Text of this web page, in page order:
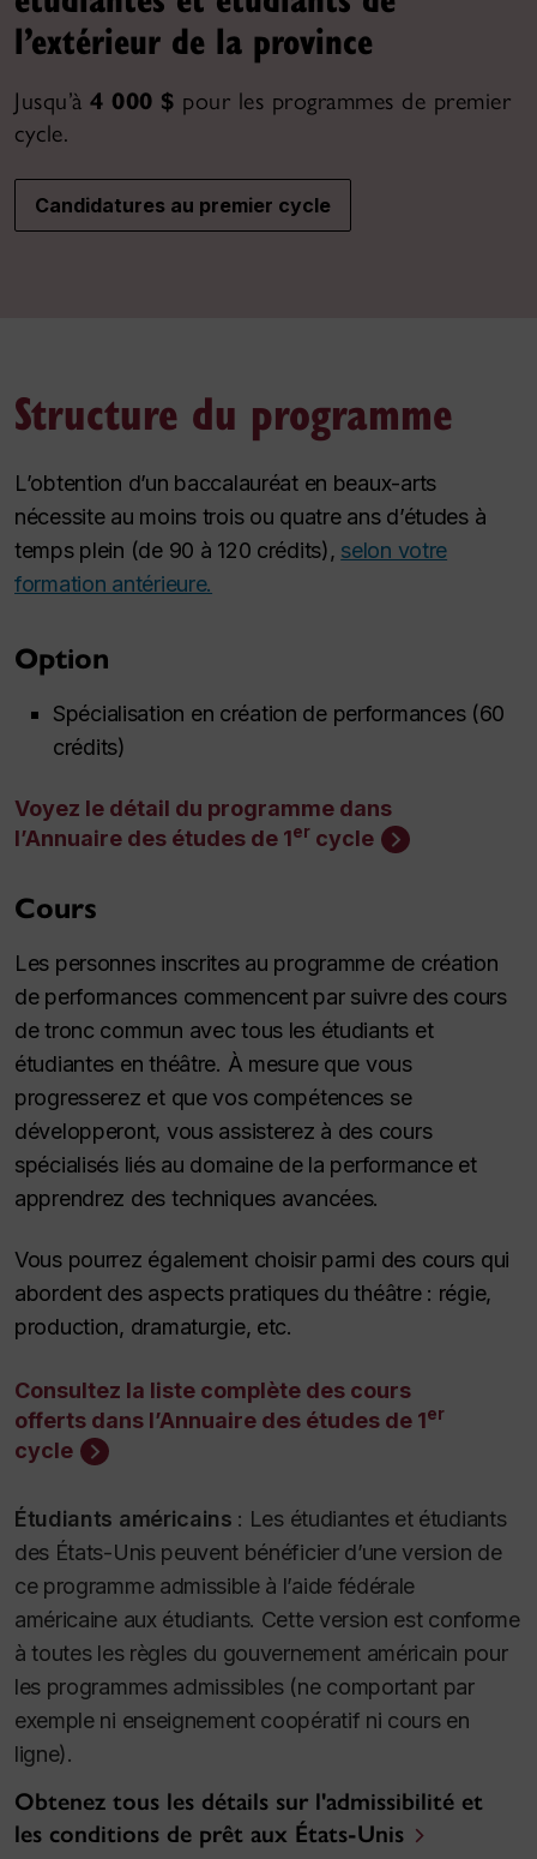
l’extérieur de la province
Jusqu’à 4 000 $ pour les programmes de premier
cycle.
Candidatures au premier cycle
Structure du programme
L’obtention d’un baccalauréat en beaux-arts
nécessite au moins trois ou quatre ans d’études à
temps plein (de 90 à 120 crédits), selon votre
formation antérieure.
Option
Spécialisation en création de performances (60
crédits)
Voyez le détail du programme dans
l’Annuaire des études de 1er cycle
Cours
Les personnes inscrites au programme de création
de performances commencent par suivre des cours
de tronc commun avec tous les étudiants et
étudiantes en théâtre. À mesure que vous
progresserez et que vos compétences se
développeront, vous assisterez à des cours
spécialisés liés au domaine de la performance et
apprendrez des techniques avancées.
Vous pourrez également choisir parmi des cours qui
abordent des aspects pratiques du théâtre : régie,
production, dramaturgie, etc.
Consultez la liste complète des cours
offerts dans l’Annuaire des études de 1er
cycle
Étudiants américains : Les étudiantes et étudiants
des États-Unis peuvent bénéficier d’une version de
ce programme admissible à l’aide fédérale
américaine aux étudiants. Cette version est conforme
à toutes les règles du gouvernement américain pour
les programmes admissibles (ne comportant par
exemple ni enseignement coopératif ni cours en
ligne).
Obtenez tous les détails sur l'admissibilité et
les conditions de prêt aux États-Unis